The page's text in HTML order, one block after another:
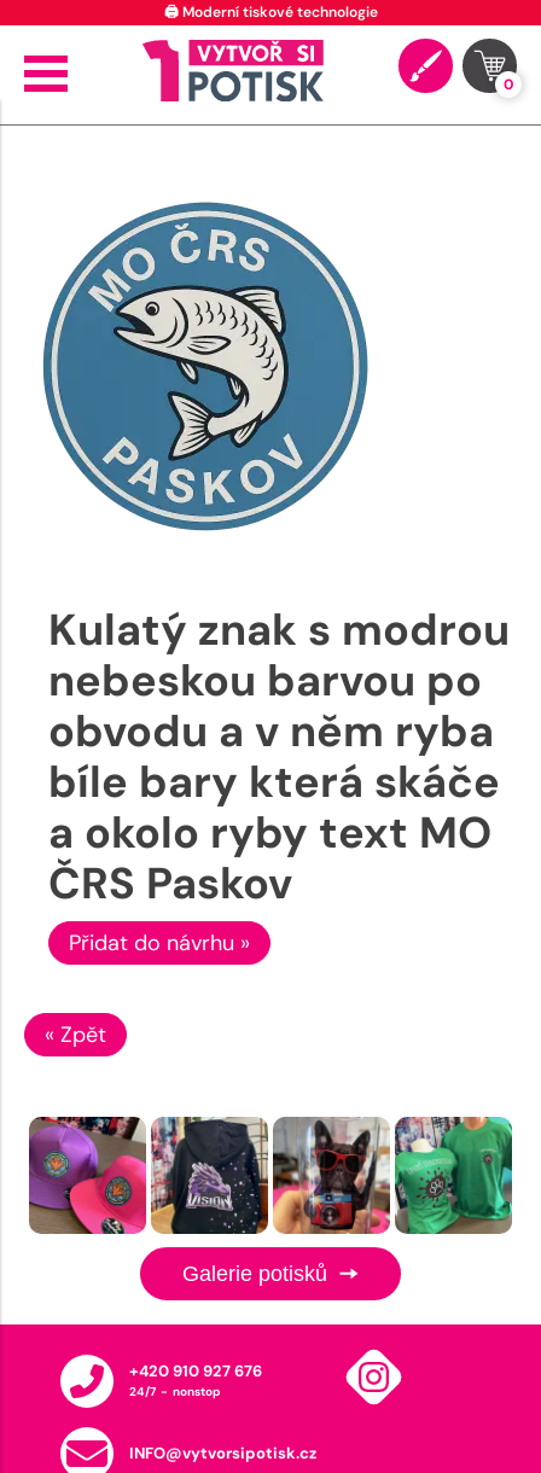
🖨️ Moderní tiskové technologie
0
Kulatý znak s modrou
nebeskou barvou po
obvodu a v něm ryba
bíle bary která skáče
a okolo ryby text MO
ČRS Paskov
Přidat do návrhu »
« Zpět
Galerie potisků
+420 910 927 676
24/7 - nonstop
INFO@vytvorsipotisk.cz